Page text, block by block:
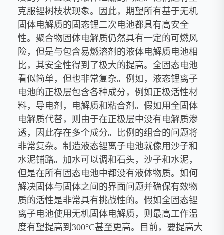
克服锂树枝状现象。因此，期望所有基于无机
固体电解质的固态锂二次电池都具有高安全
性。聚合物固体电解质仍然具有一定的可燃风
险，但是与包含易燃溶剂的液体电解质电池相
比，其安全性得到了极大的提高。全固态电池
看似简单，但也非常复杂。例如，液态锂离子
电池的正极层包含各种成分，例如正极活性材
料，导电剂，电解质和粘合剂。假如用全固体
电解质代替，则由于在正极层中没有电解质渗
透，因此存在多个成分。比例的组合的问题将
非常复杂。制造液态锂离子电池就像用沙子和
水泥铺路。加水可以调和石头，沙子和水泥，
但是在所有固态电池中都没有液体物质。如何
解决固体与固体之间的界面问题并确保有效物
质的活性是非常具有挑战性的。假如全固态锂
离子电池使用无机固体电解质，则最高工作温
度有望提高到300°C甚至更高。目前，要提高大